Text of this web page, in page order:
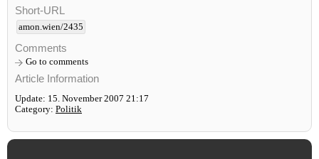
Short-URL
amon.wien/2435
Comments
Go to comments
Article Information
Update: 15. November 2007 21:17
Category: Politik